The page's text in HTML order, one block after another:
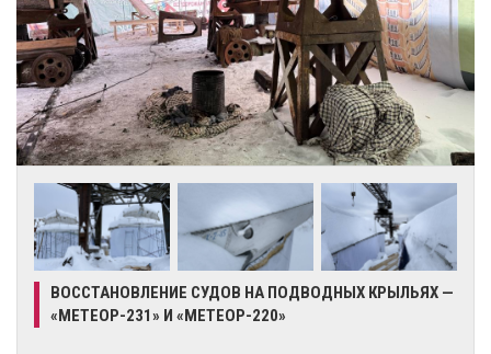
ВОССТАНОВЛЕНИЕ СУДОВ НА ПОДВОДНЫХ КРЫЛЬЯХ —
«МЕТЕОР-231» И «МЕТЕОР-220»